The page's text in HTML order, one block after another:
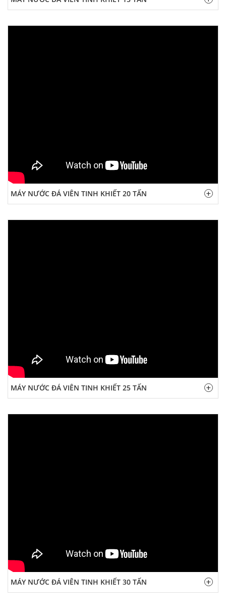
MÁY NƯỚC ĐÁ VIÊN TINH KHIẾT 20 TẤN
MÁY NƯỚC ĐÁ VIÊN TINH KHIẾT 25 TẤN
MÁY NƯỚC ĐÁ VIÊN TINH KHIẾT 30 TẤN